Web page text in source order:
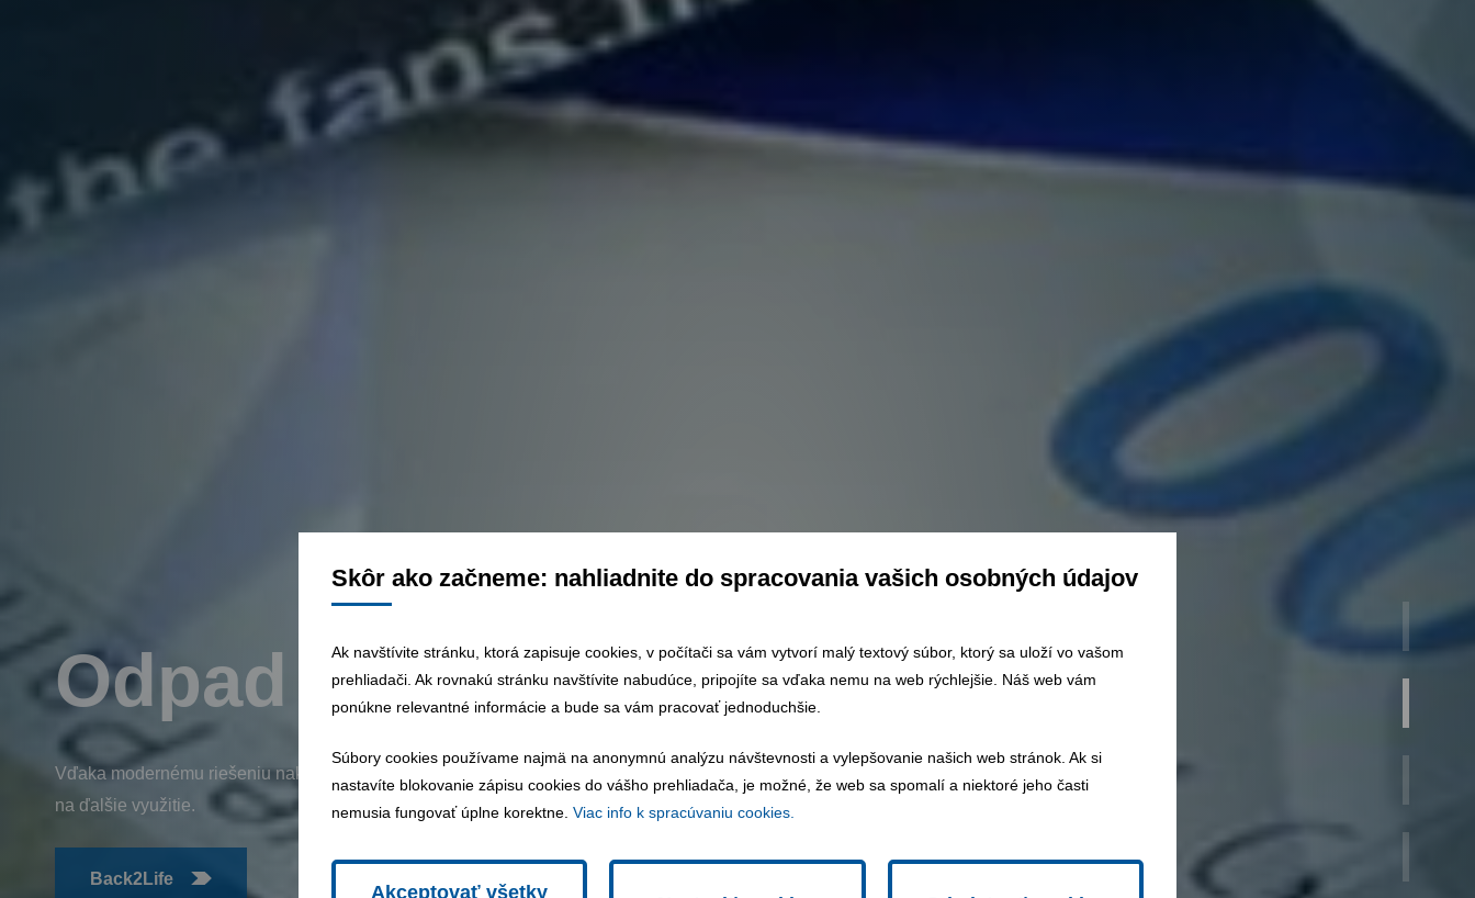
Skôr ako začneme: nahliadnite do spracovania vašich osobných údajov
Ak navštívite stránku, ktorá zapisuje cookies, v počítači sa vám vytvorí malý textový súbor, ktorý sa uloží vo vašom
prehliadači. Ak rovnakú stránku navštívite nabudúce, pripojíte sa vďaka nemu na web rýchlejšie. Náš web vám
ponúkne relevantné informácie a bude sa vám pracovať jednoduchšie.
Súbory cookies používame najmä na anonymnú analýzu návštevnosti a vylepšovanie našich web stránok. Ak si
nastavíte blokovanie zápisu cookies do vášho prehliadača, je možné, že web sa spomalí a niektoré jeho časti
nemusia fungovať úplne korektne. Viac info k spracúvaniu cookies.
Akceptovať všetky
Odpad ako zdroj
Vďaka modernému riešeniu nakladania s odpadmi posielame 540 000 ton spracovaných druhotných surovín
na ďalšie využitie.
Back2Life